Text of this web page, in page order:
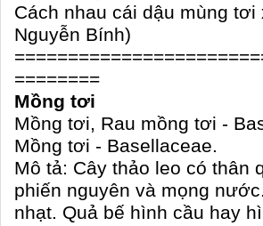
Cách nhau cái dậu mùng
Nguyễn Bính)
========
Mồng tơi
Mồng tơi, Rau mồng tơi -
Mồng tơi - Basellaceae.
Mô tả: Cây thảo leo có thân
phiến nguyên và mọng
nhạt. Quả bế hình cầu hay